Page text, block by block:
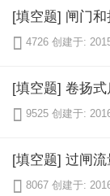
 4726 创建于:
 9525 创建于:
 8067 创建于: